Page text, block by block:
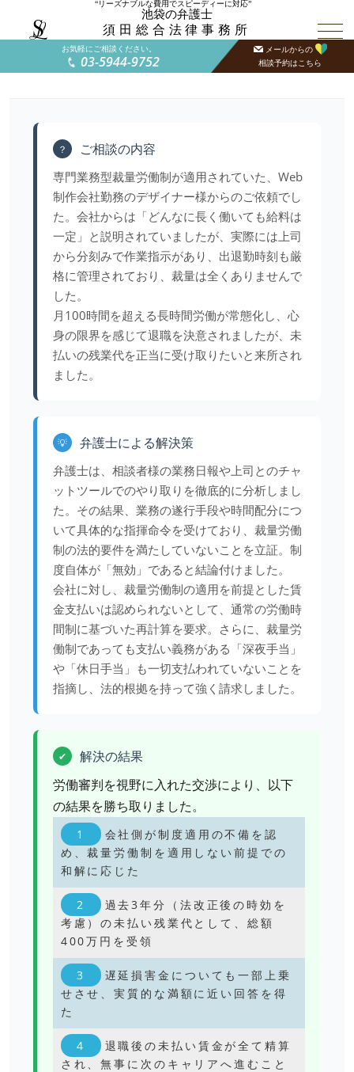
須田総合法律事務所
“リーズナブルな費用でスピーディーに対応”
池袋の弁護士
お気軽にご相談ください。
03-5944-9752
メールからの
相談予約はこちら
？ ご相談の内容
専門業務型裁量労働制が適用されていた、Web
制作会社勤務のデザイナー様からのご依頼でし
た。会社からは「どんなに長く働いても給料は
一定」と説明されていましたが、実際には上司
から分刻みで作業指示があり、出退勤時刻も厳
格に管理されており、裁量は全くありませんで
した。
月100時間を超える長時間労働が常態化し、心
身の限界を感じて退職を決意されましたが、未
払いの残業代を正当に受け取りたいと来所され
ました。
💡 弁護士による解決策
弁護士は、相談者様の業務日報や上司とのチャ
ットツールでのやり取りを徹底的に分析しまし
た。その結果、業務の遂行手段や時間配分につ
いて具体的な指揮命令を受けており、裁量労働
制の法的要件を満たしていないことを立証。制
度自体が「無効」であると結論付けました。
会社に対し、裁量労働制の適用を前提とした賃
金支払いは認められないとして、通常の労働時
間制に基づいた再計算を要求。さらに、裁量労
働制であっても支払い義務がある「深夜手当」
や「休日手当」も一切支払われていないことを
指摘し、法的根拠を持って強く請求しました。
✔
解決の結果
労働審判を視野に入れた交渉により、以下
の結果を勝ち取りました。
会社側が制度適用の不備を認
め、裁量労働制を適用しない前提での
和解に応じた
過去3年分（法改正後の時効を
考慮）の未払い残業代として、総額
400万円を受領
遅延損害金についても一部上乗
せさせ、実質的な満額に近い回答を得
た
退職後の未払い賃金が全て精算
され、無事に次のキャリアへ進むこと